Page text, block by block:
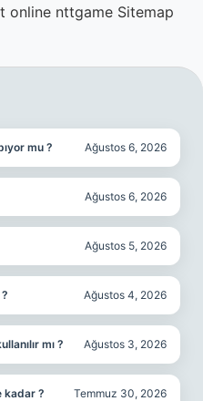
online nttgame Sitemap
mu ? Ağustos 6, 2026
Ağustos 6, 2026
Ağustos 5, 2026
Ağustos 4, 2026
mı ? Ağustos 3, 2026
kadar ? Temmuz 30, 2026